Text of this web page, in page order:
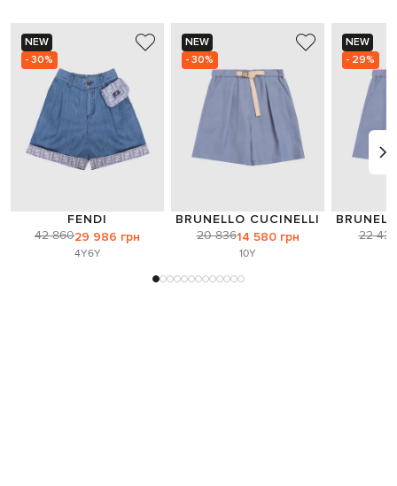
NEW
- 30%
FENDI
42 86029 986 грн
4Y6Y
NEW
- 30%
BRUNELLO CUCINELLI
20 83614 580 грн
10Y
NEW
- 29%
22 439